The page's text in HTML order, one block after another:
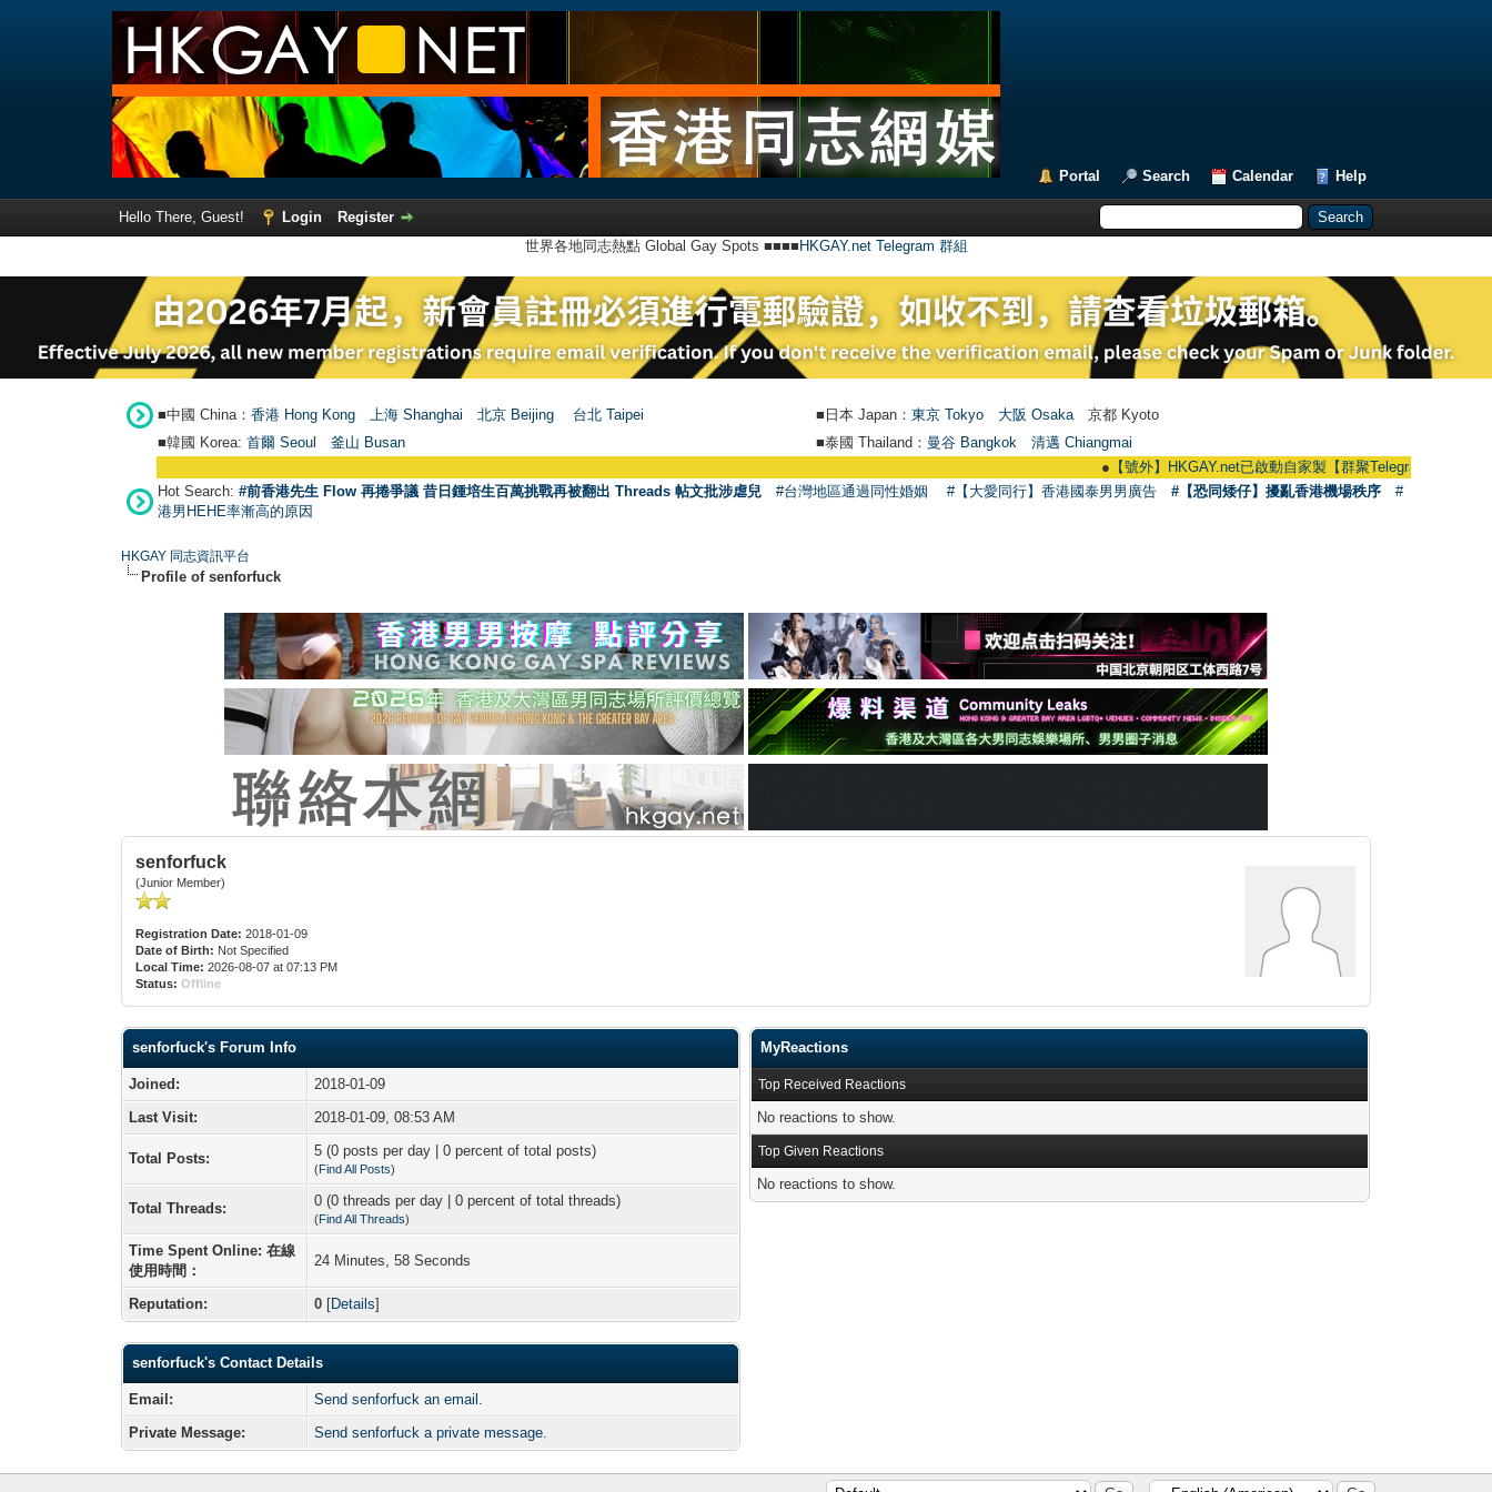
Portal Search Calendar Help
Hello There, Guest! Login
Register
世界各地同志熱點 Global Gay Spots ■■■■ HKGAY.net Telegram 群組
■中國 China： 香港 Hong Kong 上海 Shanghai 北京 Beijing 台北 Taipei ■日本 Japan： 東京 Tokyo 大阪 Osaka 京都 Kyoto
■韓國 Korea: 首爾 Seou 釜山 Busan ■泰國 Thailand： 曼谷 Bangkok
清邁 Chiangmai
【號外】HKGAY.net已啟動自家製【群聚Telegram群組】
Hot Search: #前香港先生 Flow 再捲爭議 昔日鍾培生百萬挑戰再被翻出 Threads 帖文批涉虐兒 #台灣地區通過同性婚姻 #【大愛同行】香港國泰男男廣告 #【恐同矮仔】擾亂香港機場秩序
#
港男HEHE率漸高的原因
HKGAY 同志資訊平台
Profile of senforfuck
senforfuck
(Junior Member)
Registration Date: 2018-01-09
Date of Birth: Not Specified
Local Time: 2026-08-07 at 07:13 PM
Status: Offline
senforfuck's Forum Info
Joined:
2018-01-09
Last Visit:
2018-01-09, 08:53 AM
Total Posts: 5 (0 posts per day | 0 percent of total posts)
(Find All Posts)
Total Threads: 0 (0 threads per day | 0 percent of total threads)
(Find All Threads)
Time Spent Online: 在線
使用時間：
24 Minutes, 58 Seconds
Reputation: 0 [Details]
senforfuck's Contact Details
Email:
Send senforfuck an email.
Private Message:
Send senforfuck a private message.
MyReactions
Top Received Reactions
No reactions to show.
Top Given Reactions
No reactions to show.